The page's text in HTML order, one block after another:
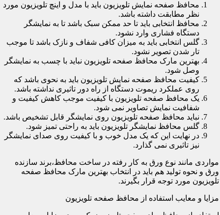
محافظ صفحه نمایش تلویزیون باید با مدل و اینچ تلویزیون مورد
نظر مطابقت داشته باشد.
محافظ انتخابی باید تا حد ممکن سبک باشد تا به نمایشگر
دستگاه فشاری وارد نشود.
گلس انتخابی باید به میزان کافی شفاف و نازک باشد تا موجب
تار شدن تصویر نشود.
بهترین مارک محافظ صفحه تلویزیون نباید با چسب به نمایشگر
وصل شود.
کیفیت محافظ صفحه نمایش تلویزیون باید به نحوی باشد که
روی عملکرد ریموت دستگاه از راه دور تاثیری نداشته باشد.
یک محافظ صفحه تلویزیون با کیفیت موجب کاهش کیفیت و
شفافیت نمایش تصاویر نمی شود.
نباید محافظ صفحه تلویزیون روی نمایشگر قابل تشخیص باشد.
گلس محافظ نمایشگر تلویزیون باید به راحتی تمیز شود.
در نهایت این که یک مدل خوب و با کیفیت روی صدای نمایشگر
نیز تاثیری نمی گذارد.
مواردی مانند نوع ورق به کار رفته در ساخت محافظ،برند سازنده
ورق و نحوه تولید هم باید در انتخاب بهترین مارک محافظ صفحه
تلویزیون مورد توجه قرار بگیرند.
مزایا و معایب استفاده از محافظ صفحه تلویزیون